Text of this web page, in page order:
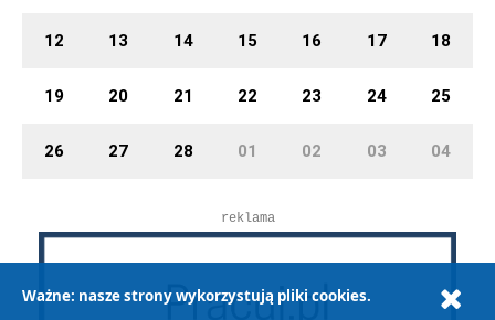
12 13 14 15 16 17 18
19 20 21 22 23 24 25
26 27 28 01 02 03 04
reklama
Ważne: nasze strony wykorzystują pliki cookies.